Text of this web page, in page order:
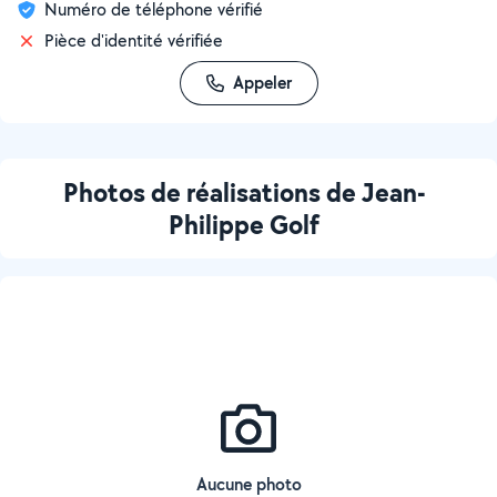
Numéro de téléphone vérifié
Pièce d'identité vérifiée
Appeler
Photos de réalisations de Jean-
Philippe Golf
Aucune photo